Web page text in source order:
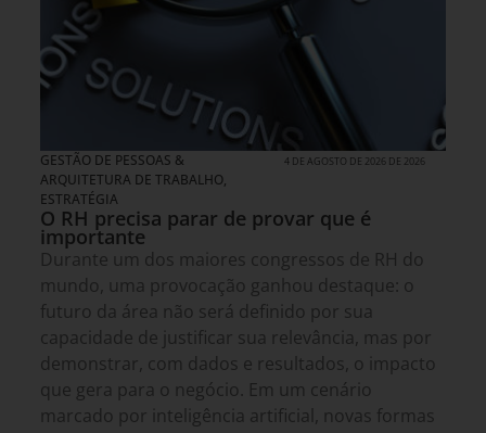
GESTÃO DE PESSOAS &
ARQUITETURA DE TRABALHO,
ESTRATÉGIA
4 DE AGOSTO DE 2026 DE 2026
O RH precisa parar de provar que é
importante
Durante um dos maiores congressos de RH do
mundo, uma provocação ganhou destaque: o
futuro da área não será definido por sua
capacidade de justificar sua relevância, mas por
demonstrar, com dados e resultados, o impacto
que gera para o negócio. Em um cenário
marcado por inteligência artificial, novas formas